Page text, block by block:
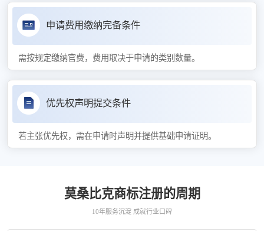
申请费用缴纳完备条件
需按规定缴纳官费，费用取决于申请的类别数量。
优先权声明提交条件
若主张优先权，需在申请时声明并提供基础申请证明。
莫桑比克商标注册的周期
10年服务沉淀 成就行业口碑